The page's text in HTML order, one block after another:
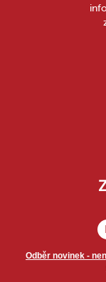
Odběr novinek -